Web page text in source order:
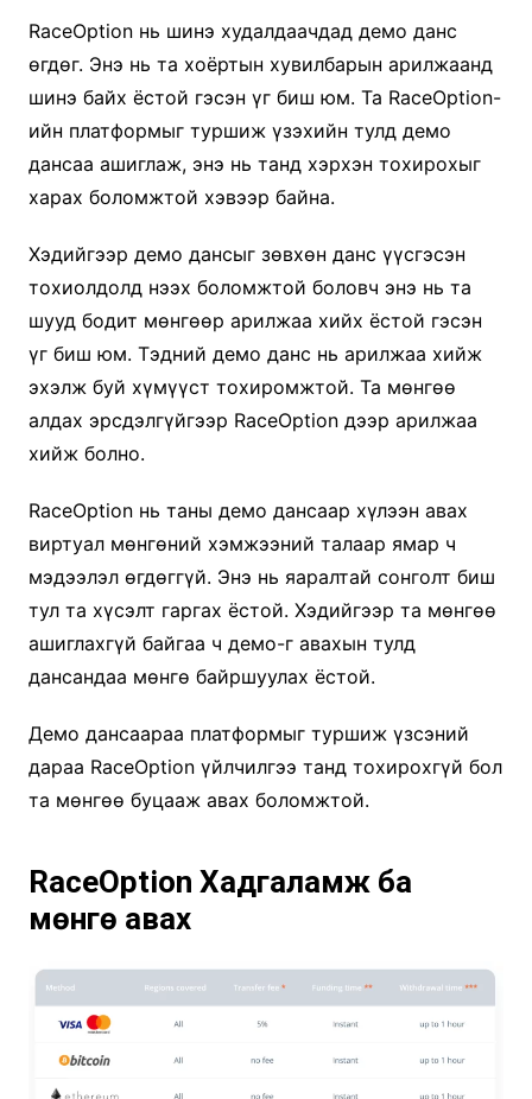
RaceOption нь шинэ худалдаачдад демо данс
өгдөг. Энэ нь та хоёртын хувилбарын арилжаанд
шинэ байх ёстой гэсэн үг биш юм. Та RaceOption-
ийн платформыг туршиж үзэхийн тулд демо
дансаа ашиглаж, энэ нь танд хэрхэн тохирохыг
харах боломжтой хэвээр байна.
Хэдийгээр демо дансыг зөвхөн данс үүсгэсэн
тохиолдолд нээх боломжтой боловч энэ нь та
шууд бодит мөнгөөр арилжаа хийх ёстой гэсэн
үг биш юм. Тэдний демо данс нь арилжаа хийж
эхэлж буй хүмүүст тохиромжтой. Та мөнгөө
алдах эрсдэлгүйгээр RaceOption дээр арилжаа
хийж болно.
RaceOption нь таны демо дансаар хүлээн авах
виртуал мөнгөний хэмжээний талаар ямар ч
мэдээлэл өгдөггүй. Энэ нь яаралтай сонголт биш
тул та хүсэлт гаргах ёстой. Хэдийгээр та мөнгөө
ашиглахгүй байгаа ч демо-г авахын тулд
дансандаа мөнгө байршуулах ёстой.
Демо дансаараа платформыг туршиж үзсэний
дараа RaceOption үйлчилгээ танд тохирохгүй бол
та мөнгөө буцааж авах боломжтой.
RaceOption Хадгаламж ба
мөнгө авах